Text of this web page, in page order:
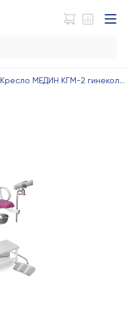
Кресло МЕДИН КГМ-2 гинекол...